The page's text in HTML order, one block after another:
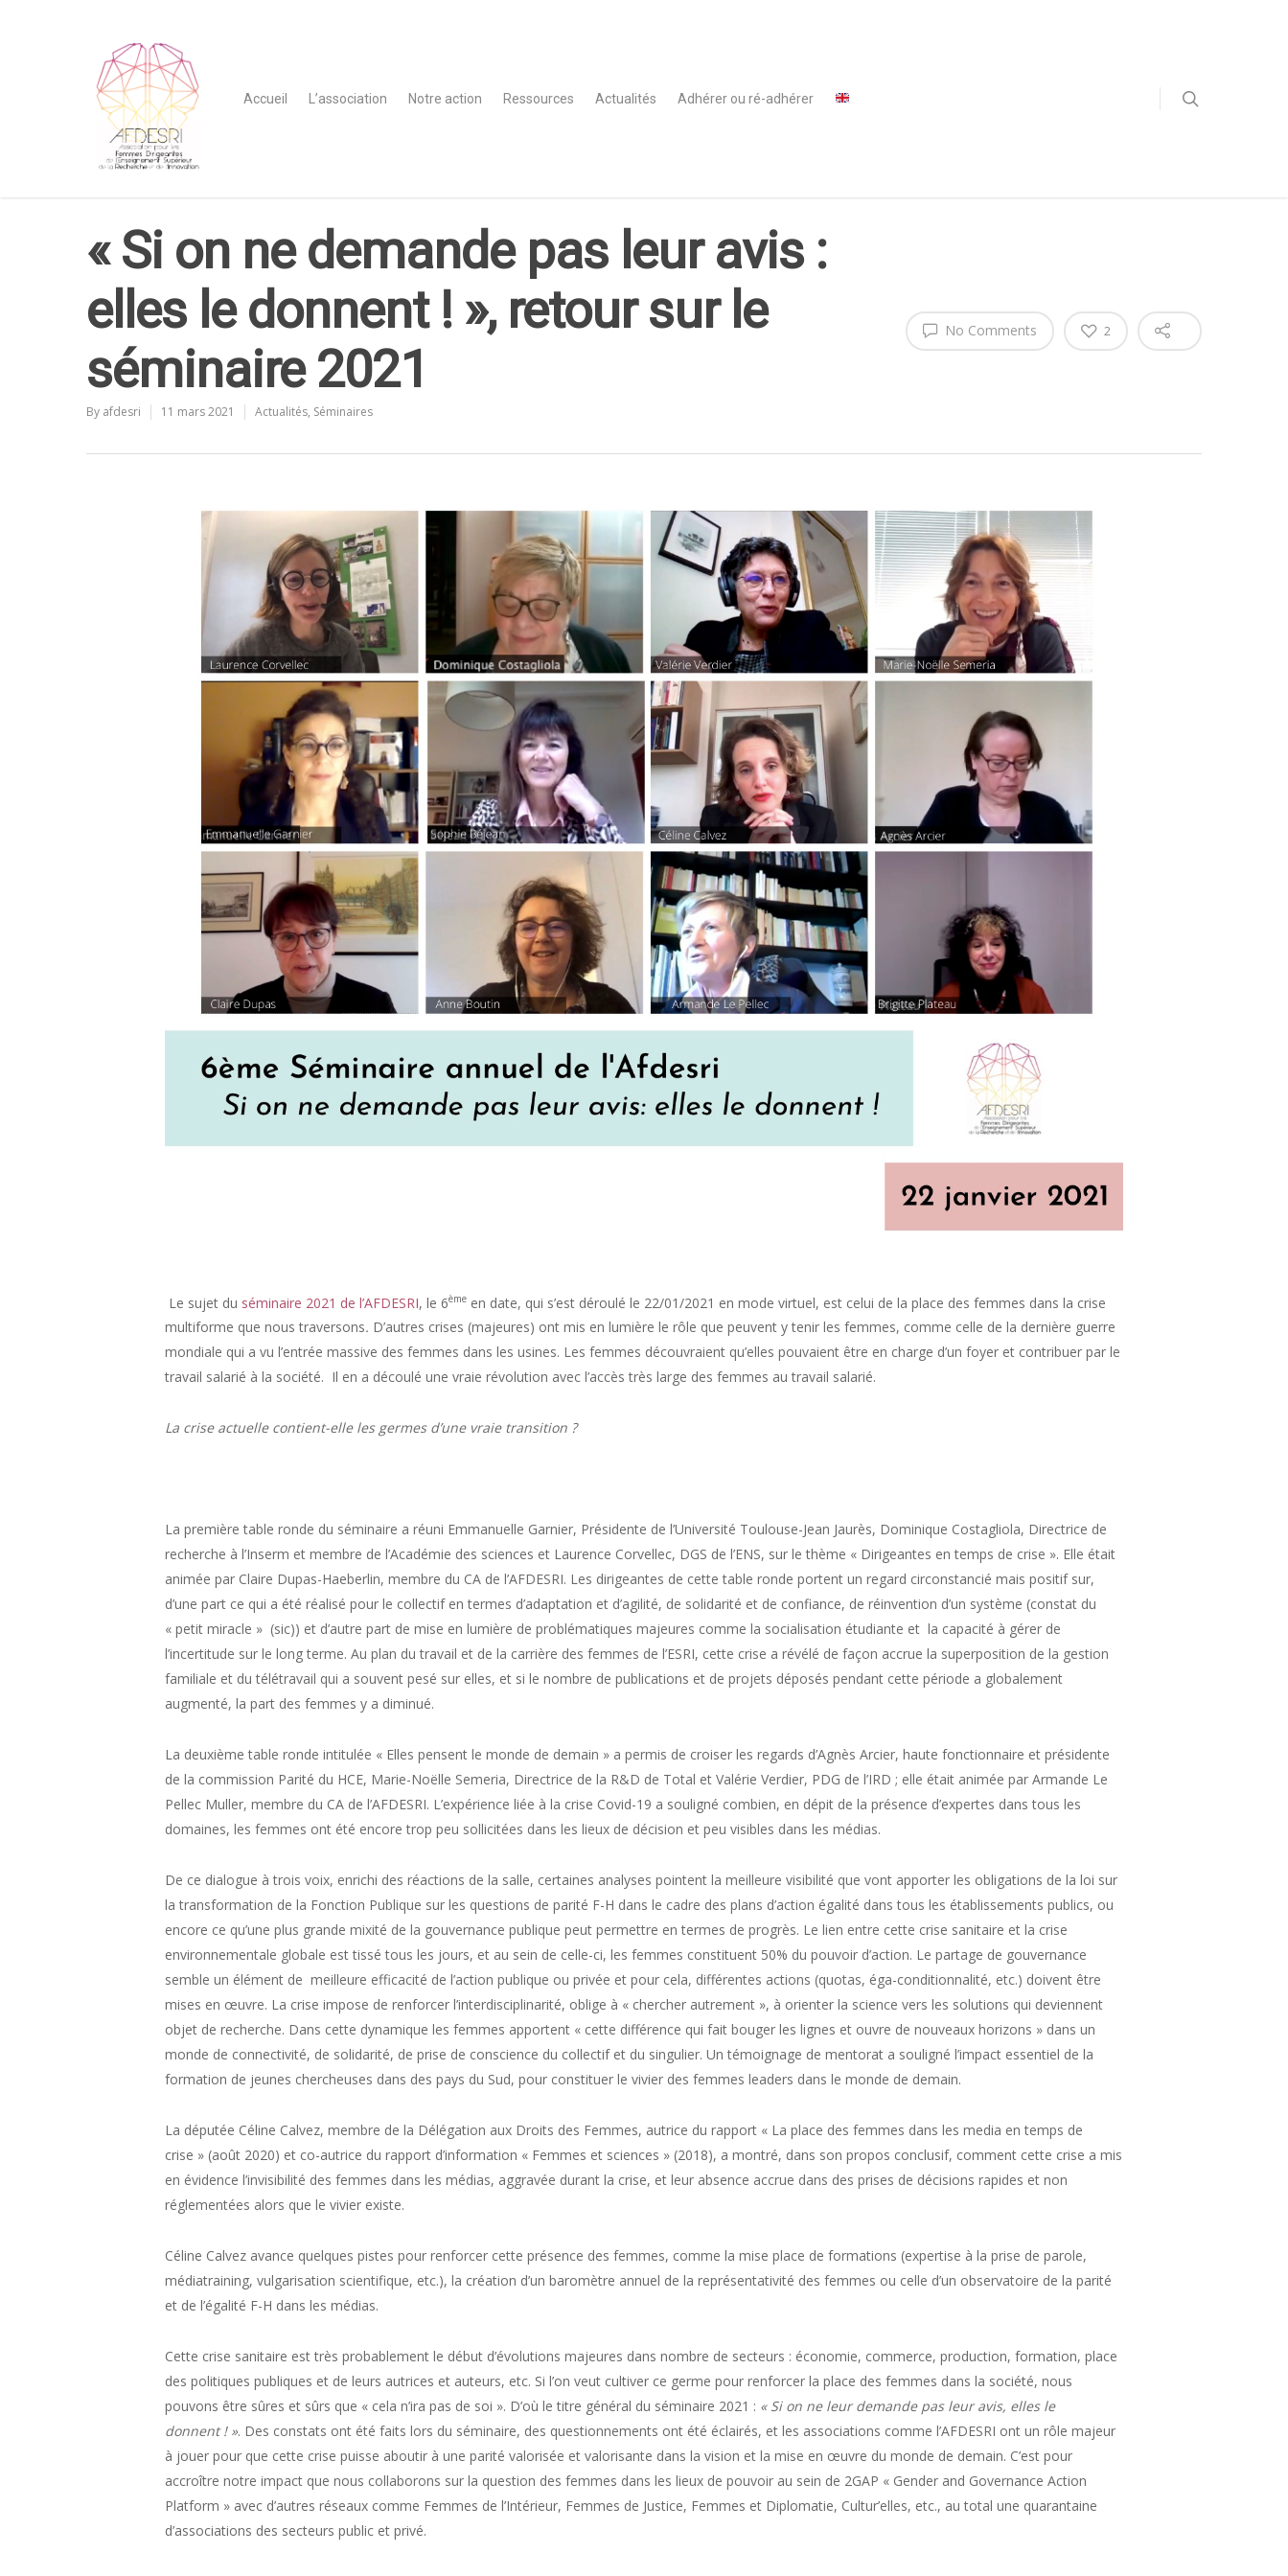
Accueil L’association Notre action Ressources Actualités Adhérer ou ré-adhérer
« Si on ne demande pas leur avis :
elles le donnent ! », retour sur le
séminaire 2021
By afdesri 11 mars 2021 Actualités, Séminaires
No Comments 2
Le sujet du séminaire 2021 de l’AFDESRI, le 6ème en date, qui s’est déroulé le 22/01/2021 en mode virtuel, est celui de la place des femmes dans la crise
multiforme que nous traversons. D’autres crises (majeures) ont mis en lumière le rôle que peuvent y tenir les femmes, comme celle de la dernière guerre
mondiale qui a vu l’entrée massive des femmes dans les usines. Les femmes découvraient qu’elles pouvaient être en charge d’un foyer et contribuer par le
travail salarié à la société. Il en a découlé une vraie révolution avec l’accès très large des femmes au travail salarié.
La crise actuelle contient-elle les germes d’une vraie transition ?
La première table ronde du séminaire a réuni Emmanuelle Garnier, Présidente de l’Université Toulouse-Jean Jaurès, Dominique Costagliola, Directrice de
recherche à l’Inserm et membre de l’Académie des sciences et Laurence Corvellec, DGS de l’ENS, sur le thème « Dirigeantes en temps de crise ». Elle était
animée par Claire Dupas-Haeberlin, membre du CA de l’AFDESRI. Les dirigeantes de cette table ronde portent un regard circonstancié mais positif sur,
d’une part ce qui a été réalisé pour le collectif en termes d’adaptation et d’agilité, de solidarité et de confiance, de réinvention d’un système (constat du
« petit miracle » (sic)) et d’autre part de mise en lumière de problématiques majeures comme la socialisation étudiante et la capacité à gérer de
l’incertitude sur le long terme. Au plan du travail et de la carrière des femmes de l’ESRI, cette crise a révélé de façon accrue la superposition de la gestion
familiale et du télétravail qui a souvent pesé sur elles, et si le nombre de publications et de projets déposés pendant cette période a globalement
augmenté, la part des femmes y a diminué.
La deuxième table ronde intitulée « Elles pensent le monde de demain » a permis de croiser les regards d’Agnès Arcier, haute fonctionnaire et présidente
de la commission Parité du HCE, Marie-Noëlle Semeria, Directrice de la R&D de Total et Valérie Verdier, PDG de l’IRD ; elle était animée par Armande Le
Pellec Muller, membre du CA de l’AFDESRI. L’expérience liée à la crise Covid-19 a souligné combien, en dépit de la présence d’expertes dans tous les
domaines, les femmes ont été encore trop peu sollicitées dans les lieux de décision et peu visibles dans les médias.
De ce dialogue à trois voix, enrichi des réactions de la salle, certaines analyses pointent la meilleure visibilité que vont apporter les obligations de la loi sur
la transformation de la Fonction Publique sur les questions de parité F-H dans le cadre des plans d’action égalité dans tous les établissements publics, ou
encore ce qu’une plus grande mixité de la gouvernance publique peut permettre en termes de progrès. Le lien entre cette crise sanitaire et la crise
environnementale globale est tissé tous les jours, et au sein de celle-ci, les femmes constituent 50% du pouvoir d’action. Le partage de gouvernance
semble un élément de meilleure efficacité de l’action publique ou privée et pour cela, différentes actions (quotas, éga-conditionnalité, etc.) doivent être
mises en œuvre. La crise impose de renforcer l’interdisciplinarité, oblige à « chercher autrement », à orienter la science vers les solutions qui deviennent
objet de recherche. Dans cette dynamique les femmes apportent « cette différence qui fait bouger les lignes et ouvre de nouveaux horizons » dans un
monde de connectivité, de solidarité, de prise de conscience du collectif et du singulier. Un témoignage de mentorat a souligné l’impact essentiel de la
formation de jeunes chercheuses dans des pays du Sud, pour constituer le vivier des femmes leaders dans le monde de demain.
La députée Céline Calvez, membre de la Délégation aux Droits des Femmes, autrice du rapport « La place des femmes dans les media en temps de
crise » (août 2020) et co-autrice du rapport d’information « Femmes et sciences » (2018), a montré, dans son propos conclusif, comment cette crise a mis
en évidence l’invisibilité des femmes dans les médias, aggravée durant la crise, et leur absence accrue dans des prises de décisions rapides et non
réglementées alors que le vivier existe.
Céline Calvez avance quelques pistes pour renforcer cette présence des femmes, comme la mise place de formations (expertise à la prise de parole,
médiatraining, vulgarisation scientifique, etc.), la création d’un baromètre annuel de la représentativité des femmes ou celle d’un observatoire de la parité
et de l’égalité F-H dans les médias.
Cette crise sanitaire est très probablement le début d’évolutions majeures dans nombre de secteurs : économie, commerce, production, formation, place
des politiques publiques et de leurs autrices et auteurs, etc. Si l’on veut cultiver ce germe pour renforcer la place des femmes dans la société, nous
pouvons être sûres et sûrs que « cela n’ira pas de soi ». D’où le titre général du séminaire 2021 : « Si on ne leur demande pas leur avis, elles le
donnent ! ». Des constats ont été faits lors du séminaire, des questionnements ont été éclairés, et les associations comme l’AFDESRI ont un rôle majeur
à jouer pour que cette crise puisse aboutir à une parité valorisée et valorisante dans la vision et la mise en œuvre du monde de demain. C’est pour
accroître notre impact que nous collaborons sur la question des femmes dans les lieux de pouvoir au sein de 2GAP « Gender and Governance Action
Platform » avec d’autres réseaux comme Femmes de l’Intérieur, Femmes de Justice, Femmes et Diplomatie, Cultur’elles, etc., au total une quarantaine
d’associations des secteurs public et privé.